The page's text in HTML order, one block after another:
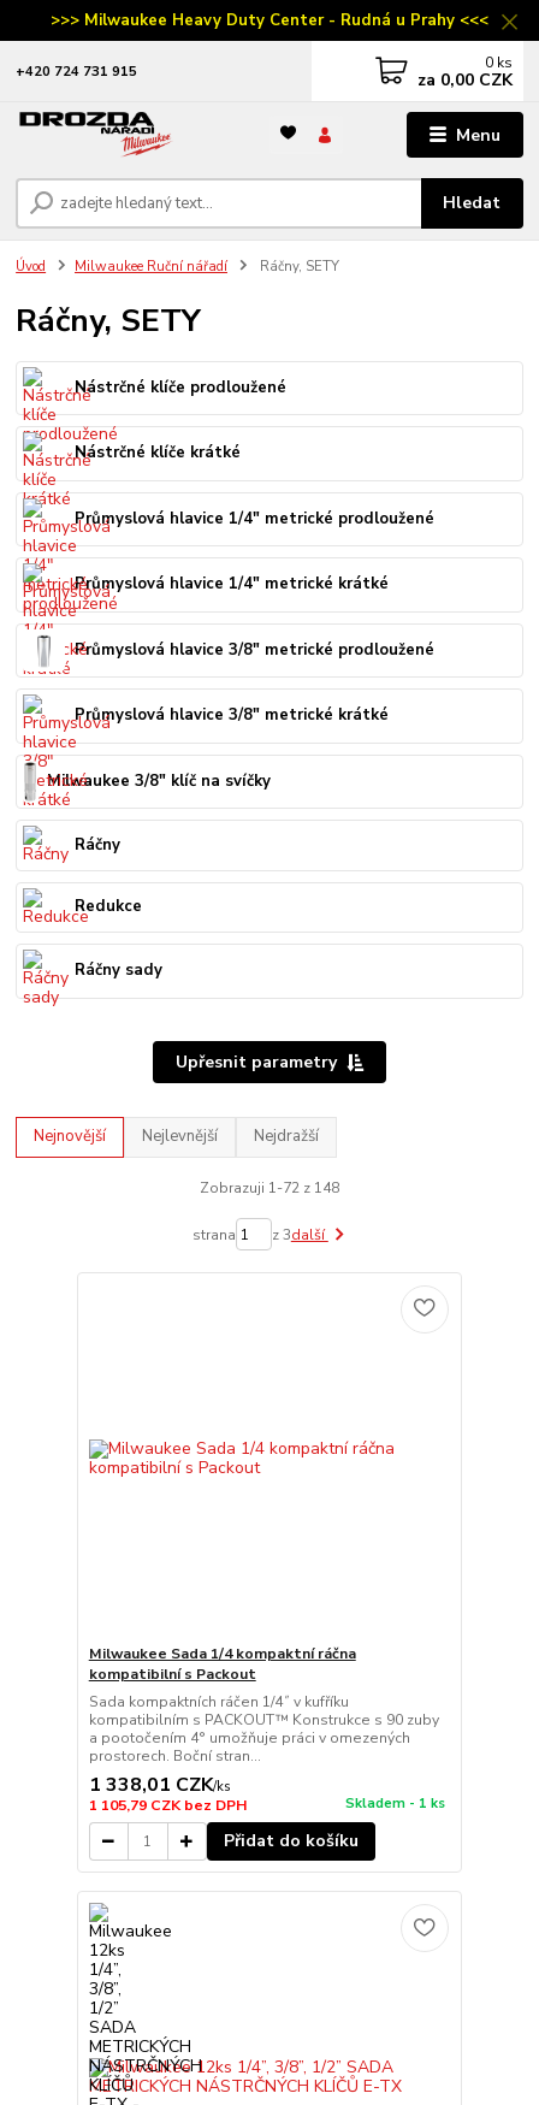
>>> Milwaukee Heavy Duty Center - Rudná u Prahy <<<
Menu
Hledat
‭+420 724 731 915 0 ks
za 0,00 CZK
Úvod Milwaukee Ruční nářadí Ráčny, SETY
Ráčny, SETY
Nástrčné klíče prodloužené
Nástrčné klíče krátké
Průmyslová hlavice 1/4" metrické prodloužené
Průmyslová hlavice 1/4" metrické krátké
Průmyslová hlavice 3/8" metrické prodloužené
Průmyslová hlavice 3/8" metrické krátké
Milwaukee 3/8" klíč na svíčky
Ráčny
Redukce
Ráčny sady
Upřesnit parametry
Nejnovější Nejlevnější Nejdražší
Zobrazuji 1-72 z 148
strana z 3další
Milwaukee Sada 1/4 kompaktní ráčna
kompatibilní s Packout
Sada kompaktních ráčen 1/4˝ v kufříku
kompatibilním s PACKOUT™ Konstrukce s 90 zuby
a pootočením 4° umožňuje práci v omezených
prostorech. Boční stran...
1 338,01 CZK/ks
1 105,79 CZKbez DPH Skladem - 1 ks
Přidat do košíku